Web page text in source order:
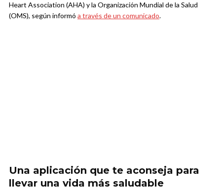
Heart Association (AHA) y la Organización Mundial de la Salud
(OMS), según informó a través de un comunicado.
Una aplicación que te aconseja para
llevar una vida más saludable